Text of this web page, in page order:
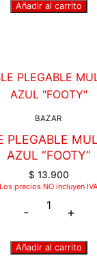
Añadir al carrito
BAZAR
PLEGABLE
AZUL “FOOTY”
$ 13.900
Los precios NO incluyen IVA
- +
Añadir al carrito